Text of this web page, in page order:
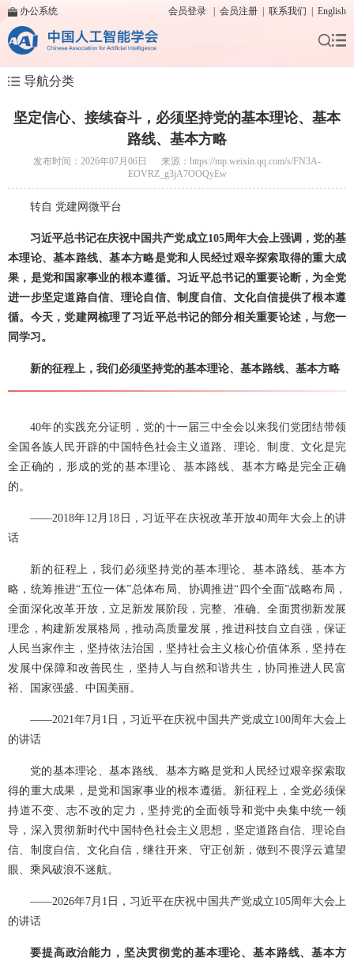
办公系统 会员登录 会员注册 联系我们 English
导航分类
坚定信心、接续奋斗，必须坚持党的基本理论、基本
路线、基本方略
发布时间：2026年07月06日 来源：https://mp.weixin.qq.com/s/FN3A-
EOVRZ_g3jA7OOQyEw
转自 党建网微平台
习近平总书记在庆祝中国共产党成立105周年大会上强调，党的基
本理论、基本路线、基本方略是党和人民经过艰辛探索取得的重大成
果，是党和国家事业的根本遵循。习近平总书记的重要论断，为全党
进一步坚定道路自信、理论自信、制度自信、文化自信提供了根本遵
循。 今天， 党建网梳理了习近平总书记的部分相关重要论述，与您一
同学习。
新的征程上，我们必须坚持党的基本理论、基本路线、基本方略
40年的实践充分证明，党的十一届三中全会以来我们党团结带领
全国各族人民开辟的中国特色社会主义道路、理论、制度、文化是完
全正确的，形成的党的基本理论、基本路线、基本方略是完全正确
的。
——2018年12月18日，习近平在庆祝改革开放40周年大会上的讲
话
新的征程上，我们必须坚持党的基本理论、基本路线、基本方
略，统筹推进“五位一体”总体布局、协调推进“四个全面”战略布局，
全面深化改革开放，立足新发展阶段，完整、准确、全面贯彻新发展
理念，构建新发展格局，推动高质量发展，推进科技自立自强，保证
人民当家作主，坚持依法治国，坚持社会主义核心价值体系，坚持在
发展中保障和改善民生，坚持人与自然和谐共生，协同推进人民富
裕、国家强盛、中国美丽。
——2021年7月1日，习近平在庆祝中国共产党成立100周年大会上
的讲话
党的基本理论、基本路线、基本方略是党和人民经过艰辛探索取
得的重大成果，是党和国家事业的根本遵循。新征程上，全党必须保
持道不变、志不改的定力，坚持党的全面领导和党中央集中统一领
导，深入贯彻新时代中国特色社会主义思想，坚定道路自信、理论自
信、制度自信、文化自信，继往开来、守正创新，做到不畏浮云遮望
眼、乘风破浪不迷航。
——2026年7月1日，习近平在庆祝中国共产党成立105周年大会上
的讲话
要提高政治能力，坚决贯彻党的基本理论、基本路线、基本方